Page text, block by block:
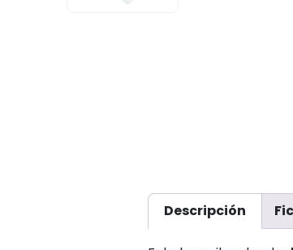
Descripción